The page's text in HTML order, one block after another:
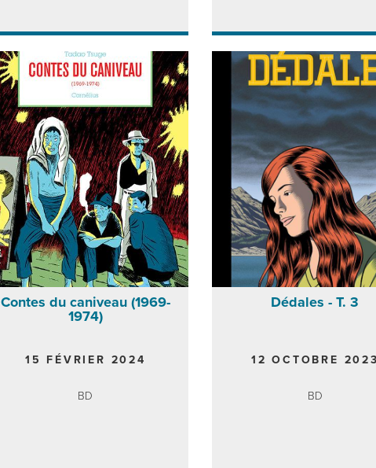
Contes du caniveau (1969-
1974)
15 FÉVRIER 2024
BD
Dédales - T. 3
12 OCTOBRE
BD